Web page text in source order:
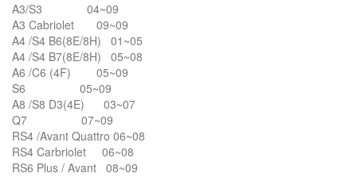
A3/S3 04~09
A3 Cabriolet 09~09
A4 /S4 B6(8E/8H) 01~05
A4 /S4 B7(8E/8H) 05~08
A6 /C6 (4F) 05~09
S6 05~09
A8 /S8 D3(4E) 03~07
Q7 07~09
RS4 /Avant Quattro 06~08
RS4 Carbriolet 06~08
RS6 Plus / Avant 08~09